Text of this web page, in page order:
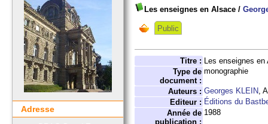
Les enseignes en Alsace /
Public
Titre : Les enseignes
Type de
document :
monographie
Auteurs : Georges KLEIN,
Editeur : Éditions du
Année de
publication :
1988
Adresse